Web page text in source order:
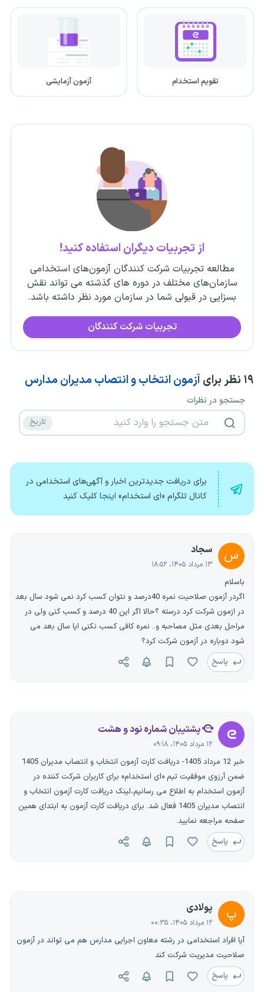
تقویم استخدام آزمون آزمایشی
از تجربیات دیگران استفاده کنید!
مطالعه تجربیات شرکت کنندگان آزمون‌های استخدامی
سازمان‌های مختلف در دوره های گذشته می تواند نقش
بسزایی در قبولی شما در سازمان مورد نظر داشته باشد.
تجربیات شرکت کنندگان
۱۹ نظر برایآزمون انتخاب و انتصاب مدیران مدارس
جستجو در نظرات
برای دریافت جدیدترین اخبار و آگهی‌های استخدامی در
کانال تلگرام «ای استخدام» اینجاکلیک کنید
س سجاد
۱۳ مرداد ۱۴۰۵، ۱۸:۵۲
باسلام
اگردر آزمون صلاحیت نمره 40درصد و نتوان کسب کرد نمی شود سال بعد
در ازمون شرکت کرد درسته ؟حالا اگر این 40 درصد و کسب کنی ولی در
مراحل بعدی مثل مصاحبه و.. نمره کافی کسب نکنی ایا سال بعد می
شود دوباره در آزمون شرکت کرد؟
پاسخ
پشتیبان شماره نود و هشت
۱۲ مرداد ۱۴۰۵، ۰۹:۱۸
خبر 12 مرداد 1405- دریافت کارت آزمون انتخاب و انتصاب مدیران 1405
ضمن آرزوی موفقیت تیم «ای استخدام» برای کاربران شرکت کننده در
آزمون استخدام به اطلاع می رسانیم،لینک دریافت کارت آزمون انتخاب و
انتصاب مدیران 1405 فعال شد. برای دریافت کارت آزمون به ابتدای همین
صفحه مراجعه نمایید.
پاسخ
پ پولادی
۱۲ مرداد ۱۴۰۵، ۰۰:۳۵
آیا افراد استخدامی در رشته معاون اجرایی مدارس هم می تواند در آزمون
صلاحیت مدیریت شرکت کند
پاسخ